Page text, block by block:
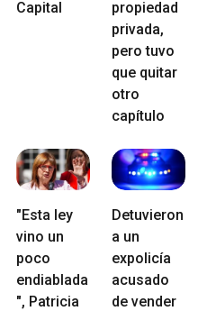
Capital
propiedad
privada,
pero tuvo
que quitar
otro
capítulo
"Esta ley
vino un
poco
endiablada
", Patricia
Detuvieron
a un
expolicía
acusado
de vender